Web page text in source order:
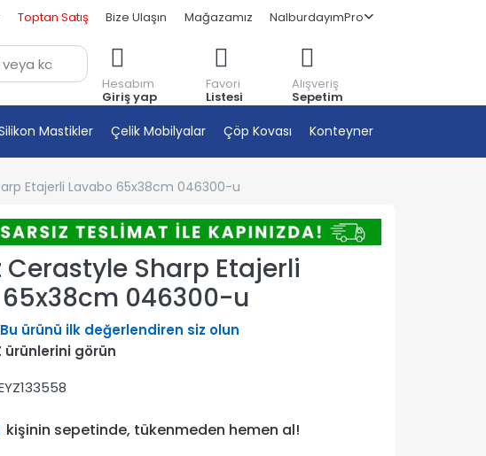
Toptan Satış Bize Ulaşın Mağazamız NalburdayımPro
Hesabım
Giriş yap
Favori
Listesi
Alışveriş
Sepetim
Mastikler Çelik Mobilyalar Çöp Kovası Konteyner
Etajerli Lavabo 65x38cm 046300-u
Cerastyle Sharp Etajerli
046300-u
Bu ürünü ilk değerlendiren siz olun
ürünlerini görün
kişinin sepetinde, tükenmeden hemen al!